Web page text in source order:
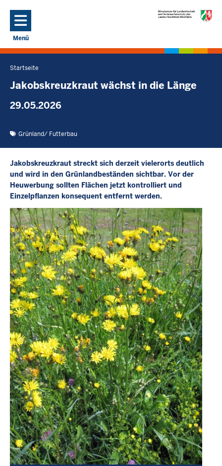
Menü
Navigation aktivieren/deaktivieren: Hauptmenü
Sie
befinden
hier
Startseite
Jakobskreuzkraut wächst in die Länge
29.05.2026
Grünland/ Futterbau
Jakobskreuzkraut streckt sich derzeit vielerorts deutlich
und wird in den Grünlandbeständen sichtbar. Vor der
Heuwerbung sollten Flächen jetzt kontrolliert und
Einzelpflanzen konsequent entfernt werden.